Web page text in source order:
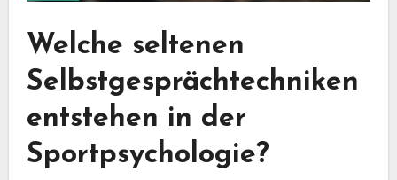
Welche seltenen
Selbstgesprächtechniken
entstehen in der
Sportpsychologie?